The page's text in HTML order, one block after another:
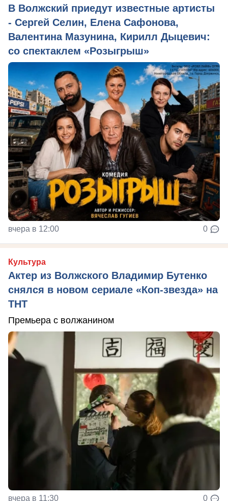
В Волжский приедут известные артисты
- Сергей Селин, Елена Сафонова,
Валентина Мазунина, Кирилл Дыцевич:
со спектаклем «Розыгрыш»
вчера в 12:00 0
Культура
Актер из Волжского Владимир Бутенко
снялся в новом сериале «Коп-звезда» на
ТНТ
Премьера с волжанином
вчера в 11:30 0